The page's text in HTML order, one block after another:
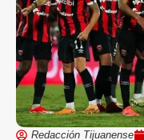
Redacción Tijuanense